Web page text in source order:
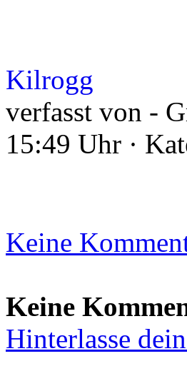
Kilrogg
verfasst von -
15:49 Uhr ·
Keine
Keine
Hinterlasse